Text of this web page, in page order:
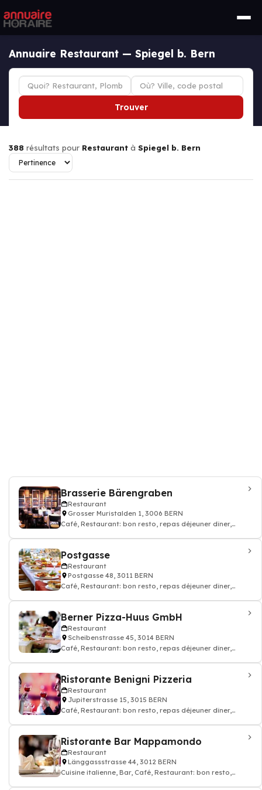
Annuaire Restaurant — Spiegel b. Bern
Trouver
388 résultats pour Restaurant à Spiegel b. Bern
Brasserie Bärengraben
Restaurant
Grosser Muristalden 1, 3006 BERN
Café, Restaurant: bon resto, repas déjeuner dîner,
Postgasse
Restaurant
Postgasse 48, 3011 BERN
Café, Restaurant: bon resto, repas déjeuner dîner,
Berner Pizza-Huus GmbH
Restaurant
Scheibenstrasse 45, 3014 BERN
Café, Restaurant: bon resto, repas déjeuner dîner,
Ristorante Benigni Pizzeria
Restaurant
Jupiterstrasse 15, 3015 BERN
Café, Restaurant: bon resto, repas déjeuner dîner,
Ristorante Bar Mappamondo
Restaurant
Länggassstrasse 44, 3012 BERN
Cuisine italienne, Bar, Café, Restaurant: bon resto,